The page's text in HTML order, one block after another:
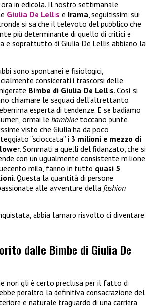
ora in edicola. Il nostro settimanale
Giulia De Lellis e Irama, seguitissimi sui
si sa che il televoto del pubblico che
più determinante di quello di critici e
e soprattutto di Giulia De Lellis abbiano la
sono spontanei e fisiologici,
considerati i trascorsi delle
Bimbe di Giulia De Lellis. Così si
chiamare le seguaci dell’altrettanto
esperta di tendenze. E se badiamo
ormai le bambinetoccano punte
visto che Giulia ha da poco
“scioccata” i 3 milioni e mezzo di
. Sommati a quelli del fidanzato, che si
con un ugualmente consistente milione
mila, fanno in tutto quasi 5
. Questa la quantità di persone
alle avventure della fashion
abbia l’amaro risvolto di diventare
dalle Bimbe di Giulia De
non gli è certo preclusa per il fatto di
peraltro la definitiva consacrazione del
e naturale traguardo di una carriera